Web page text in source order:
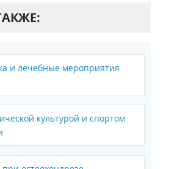
и лечебные мероприятия
культурой и спортом